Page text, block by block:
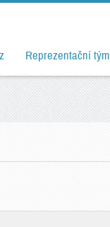
Reprezentační tým